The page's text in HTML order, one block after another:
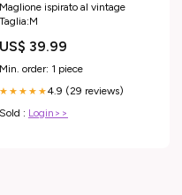
Maglione ispirato al vintage
Taglia:M
US$ 39.99
Min. order: 1 piece
★★★★★4.9 (29 reviews)
Sold : Login>>